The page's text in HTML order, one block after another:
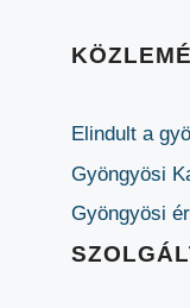
Elindult a
Gyöngyösi
Gyöngyösi